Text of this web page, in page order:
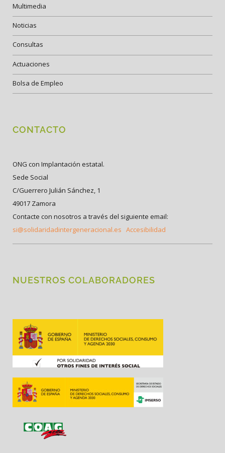
Multimedia
Noticias
Consultas
Actuaciones
Bolsa de Empleo
CONTACTO
ONG con Implantación estatal.
Sede Social
C/Guerrero Julián Sánchez, 1
49017 Zamora
Contacte con nosotros a través del siguiente email:
si@solidaridadintergeneracional.es Accesibilidad
NUESTROS COLABORADORES